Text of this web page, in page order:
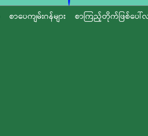
စာပေကျမ်းဂန်များ
စာကြည့်တိုက်ဖြစ်ပေါ်